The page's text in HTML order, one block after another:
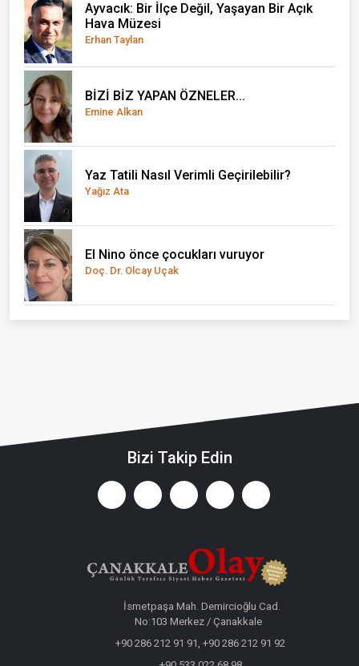
Ayvacık: Bir İlçe Değil, Yaşayan Bir Açık
Hava Müzesi
Erhan Taylan
BİZİ BİZ YAPAN ÖZNELER...
Emine Alkan
Yaz Tatili Nasıl Verimli Geçirilebilir?
Yağız Ata
El Nino önce çocukları vuruyor
Doç. Dr. Olcay Uçak
Bizi Takip Edin
İsmetpaşa Mah. Demircioğlu Cad.
No:103 Merkez / Çanakkale
+90 286 212 91 91, +90 286 212 91 92